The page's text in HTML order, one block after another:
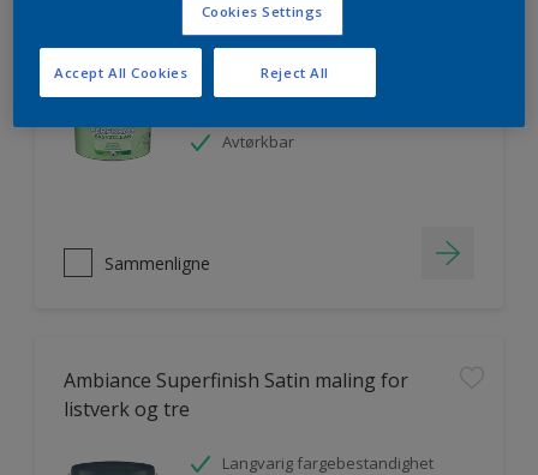
interiørmaling
Vaskbar
Avtørkbar
Sammenligne
Ambiance Superfinish Satin maling for
listverk og tre
Langvarig fargebestandighet
Cookies Settings
Reject All
Accept All Cookies